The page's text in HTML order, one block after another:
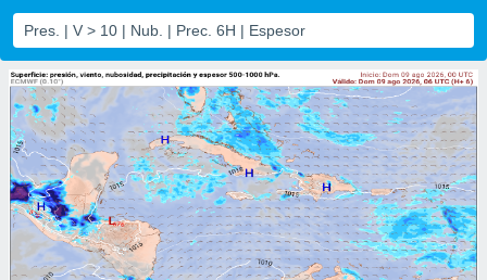
ha
por
para
la
que se
calidad.
a este
las
y
forma
Pres. | V > 10 | Nub. | Prec. 6H | Espesor